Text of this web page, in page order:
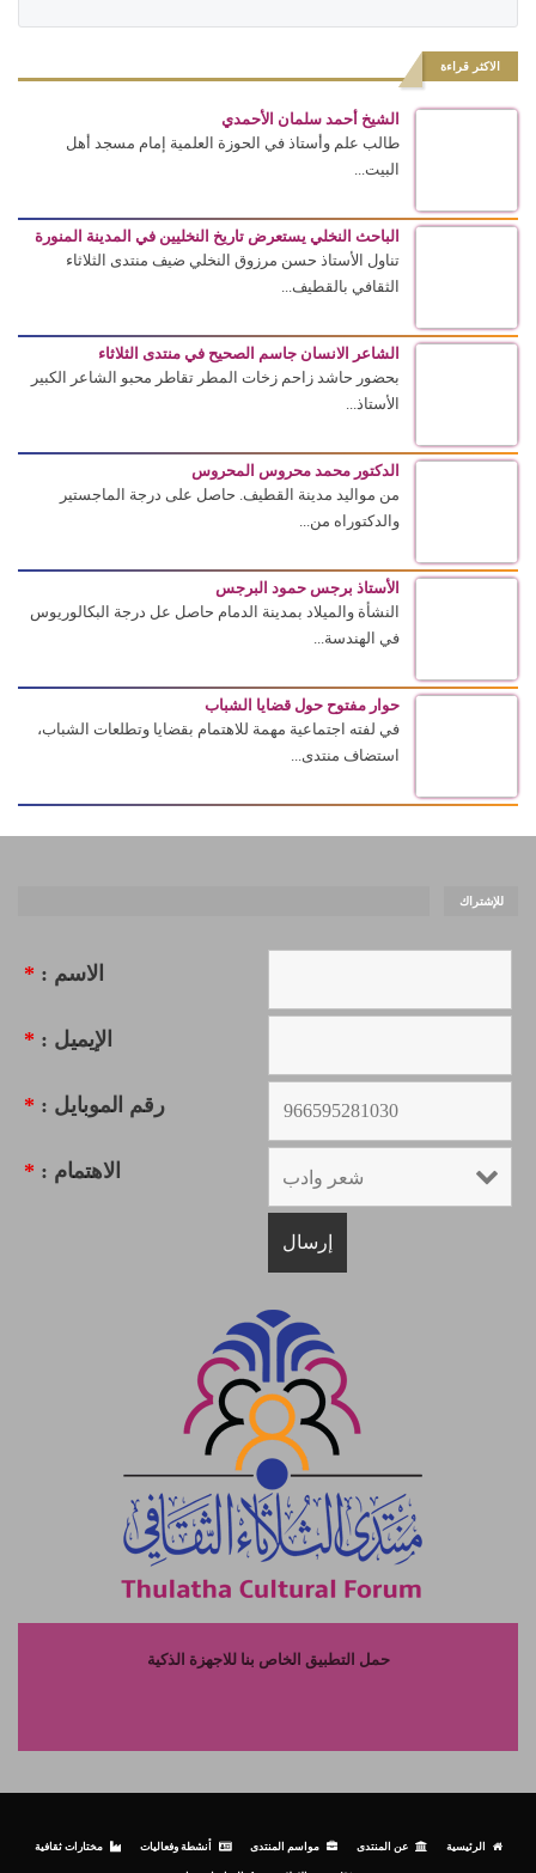
الاكثر قراءة
الشيخ أحمد سلمان الأحمدي
طالب علم وأستاذ في الحوزة العلمية إمام مسجد أهل
البيت...
الباحث النخلي يستعرض تاريخ النخليين في المدينة المنورة
تناول الأستاذ حسن مرزوق النخلي ضيف منتدى الثلاثاء
الثقافي بالقطيف...
الشاعر الانسان جاسم الصحيح في منتدى الثلاثاء
بحضور حاشد زاحم زخات المطر تقاطر محبو الشاعر الكبير
الأستاذ...
الدكتور محمد محروس المحروس
من مواليد مدينة القطيف. حاصل على درجة الماجستير
والدكتوراه من...
الأستاذ برجس حمود البرجس
النشأة والميلاد بمدينة الدمام حاصل عل درجة البكالوريوس
في الهندسة...
حوار مفتوح حول قضايا الشباب
في لفته اجتماعية مهمة للاهتمام بقضايا وتطلعات الشباب،
استضاف منتدى...
للإشتراك
الاسم : *
الإيميل : *
رقم الموبايل : *
الاهتمام : *
حمل التطبيق الخاص بنا للاجهزة الذكية
الرئيسية عن المنتدى مواسم المنتدى أنشطة وفعاليات مختارات ثقافية